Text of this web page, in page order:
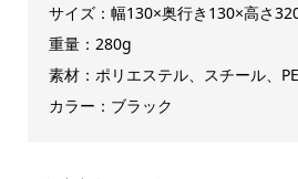
サイズ：幅130×奥行き130×高さ
重量：280g
素材：ポリエステル、スチール、PE
カラー：ブラック